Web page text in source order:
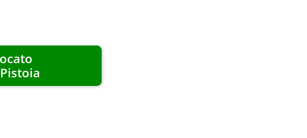
Pistoia